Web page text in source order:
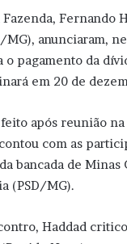
Fernando
MG), anunciaram,
o pagamento da
em 20 de
após reunião
com as
bancada de
(PSD/MG).
Haddad